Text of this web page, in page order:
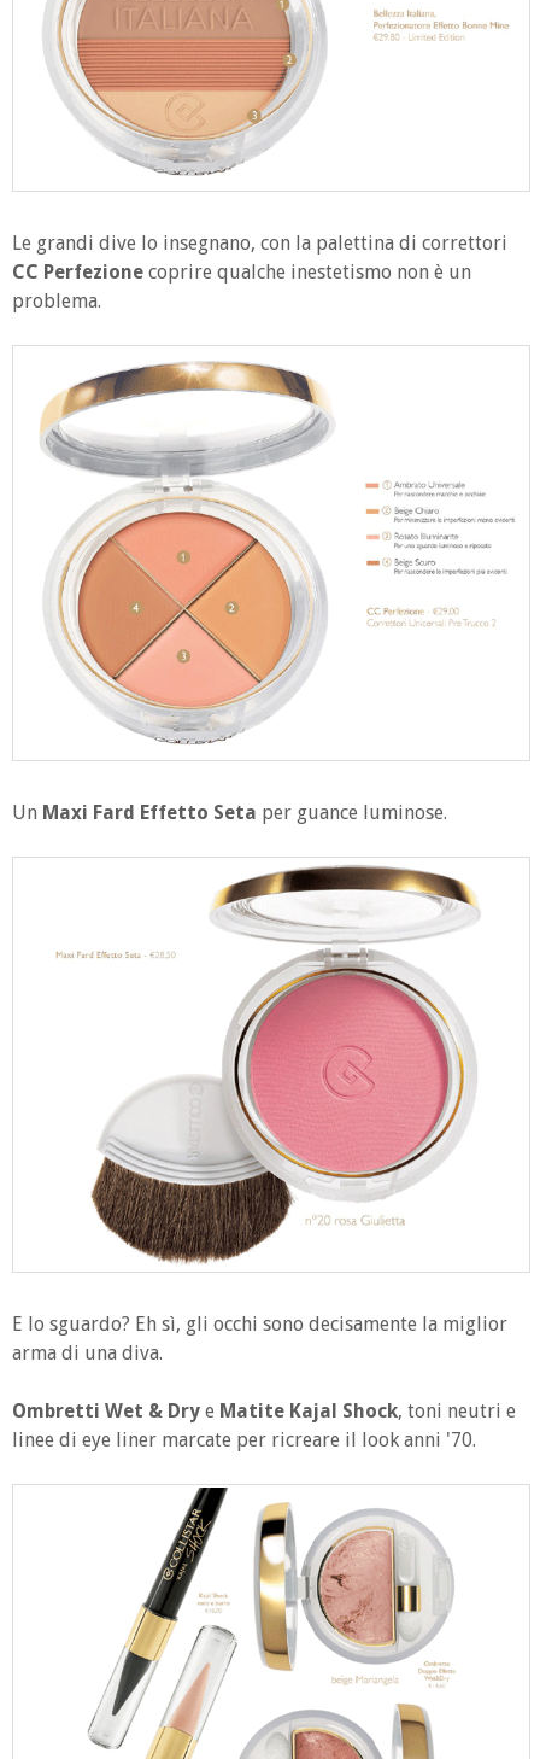
Le grandi dive lo insegnano, con la palettina di correttori
CC Perfezione coprire qualche inestetismo non è un
problema.
Un Maxi Fard Effetto Seta per guance luminose.
E lo sguardo? Eh sì, gli occhi sono decisamente la miglior
arma di una diva.
Ombretti Wet & Dry e Matite Kajal Shock, toni neutri e
linee di eye liner marcate per ricreare il look anni '70.